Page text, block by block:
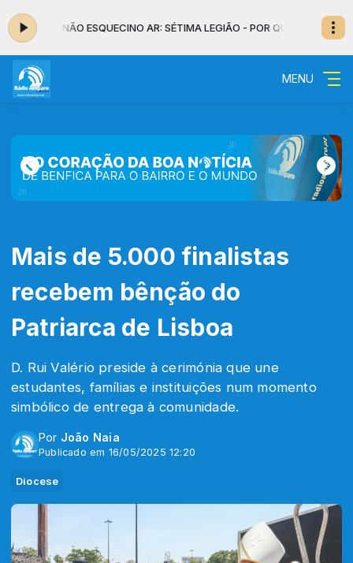
QUEM NÃO ESQUECINO AR: SÉTIMA LEGIÃO - POR QUEM NÃO ESQUECI
MENU
Mais de 5.000 finalistas
recebem bênção do
Patriarca de Lisboa
D. Rui Valério preside à cerimónia que une
estudantes, famílias e instituições num momento
simbólico de entrega à comunidade.
Por João Naia
Publicado em 16/05/2025 12:20
Diocese